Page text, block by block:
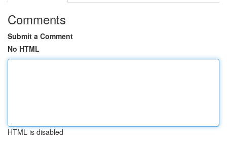
Comments
Submit a Comment
No HTML
HTML is disabled